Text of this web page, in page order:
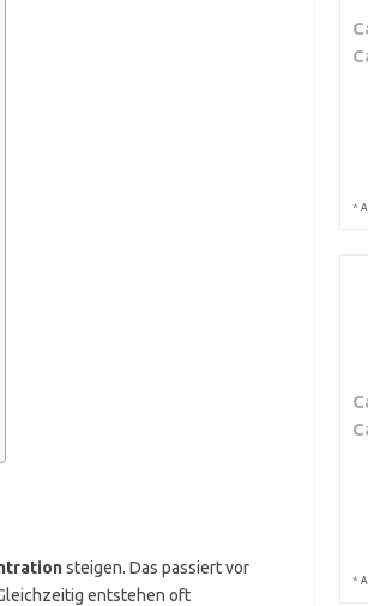
steigen. Das passiert vor
entstehen oft
*
*